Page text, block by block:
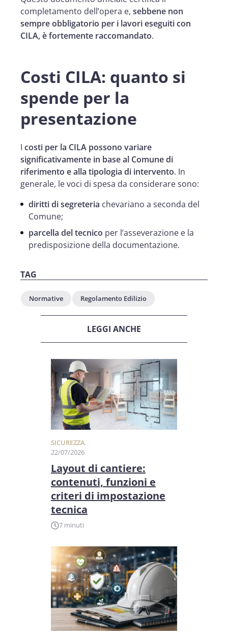
completamento dell’opera e, sebbene non
sempre obbligatorio per i lavori eseguiti con
CILA, è fortemente raccomandato.
Costi CILA: quanto si
spende per la
presentazione
I costi per la CILA possono variare
significativamente in base al Comune di
riferimento e alla tipologia di intervento. In
generale, le voci di spesa da considerare sono:
diritti di segreteria chevariano a seconda del
Comune;
parcella del tecnico per l’asseverazione e la
predisposizione della documentazione.
TAG
Normative Regolamento Edilizio
LEGGI ANCHE
SICUREZZA
22/07/2026
Layout di cantiere:
contenuti, funzioni e
criteri di impostazione
tecnica
7 minuti